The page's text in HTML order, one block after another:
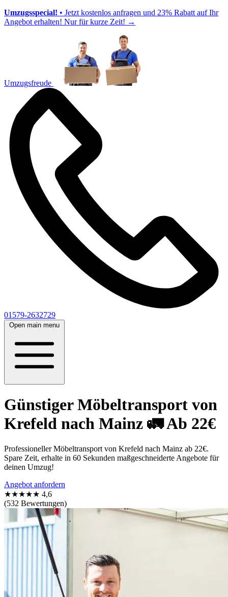
Umzugsspecial! • Jetzt kostenlos anfragen und 23% Rabatt auf Ihr
Angebot erhalten! Nur für kurze Zeit! →
Umzugsfreude
01579-2632729
Open main menu
Günstiger Möbeltransport von
Krefeld nach Mainz 🚛 Ab 22€
Professioneller Möbeltransport von Krefeld nach Mainz ab 22€.
Spare Zeit, erhalte in 60 Sekunden maßgeschneiderte Angebote für
deinen Umzug!
Angebot anfordern
★★★★★ 4,6
(532 Bewertungen)